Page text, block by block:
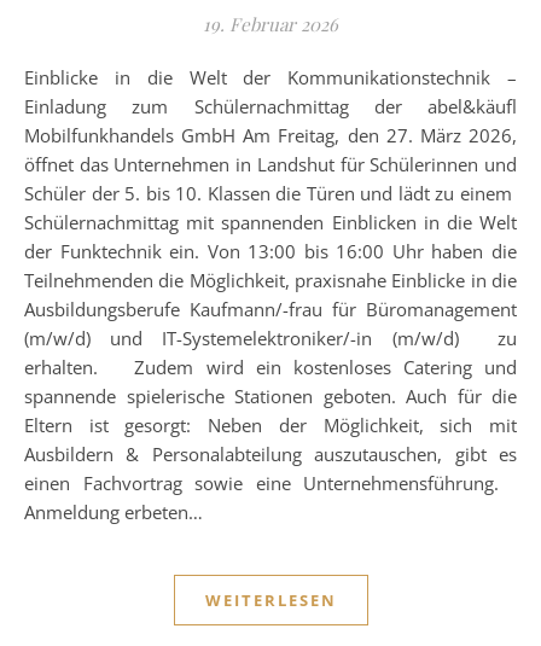
19. Februar 2026
Einblicke in die Welt der Kommunikationstechnik –
Einladung zum Schülernachmittag der abel&käufl
Mobilfunkhandels GmbH Am Freitag, den 27. März 2026,
öffnet das Unternehmen in Landshut für Schülerinnen und
Schüler der 5. bis 10. Klassen die Türen und lädt zu einem
Schülernachmittag mit spannenden Einblicken in die Welt
der Funktechnik ein. Von 13:00 bis 16:00 Uhr haben die
Teilnehmenden die Möglichkeit, praxisnahe Einblicke in die
Ausbildungsberufe Kaufmann/-frau für Büromanagement
(m/w/d) und IT-Systemelektroniker/-in (m/w/d) zu
erhalten. Zudem wird ein kostenloses Catering und
spannende spielerische Stationen geboten. Auch für die
Eltern ist gesorgt: Neben der Möglichkeit, sich mit
Ausbildern & Personalabteilung auszutauschen, gibt es
einen Fachvortrag sowie eine Unternehmensführung.
Anmeldung erbeten…
WEITERLESEN